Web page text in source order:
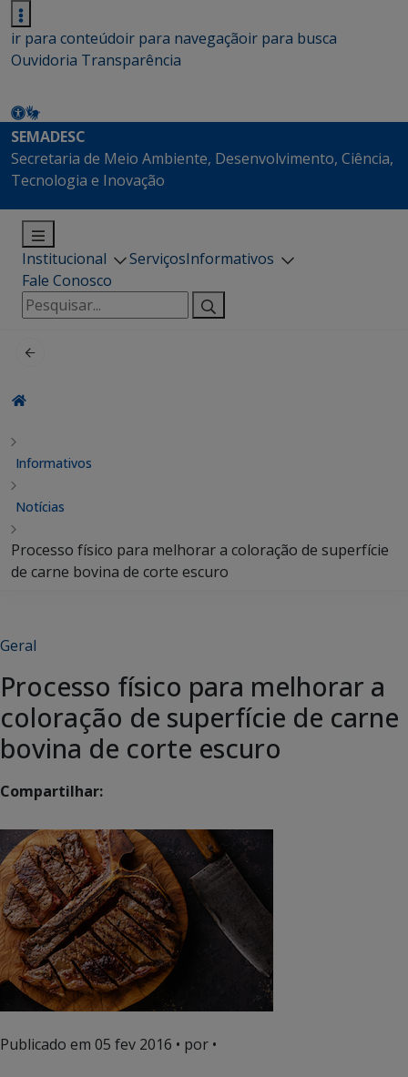
ir para conteúdoir para navegaçãoir para busca
Ouvidoria Transparência
SEMADESC
Secretaria de Meio Ambiente, Desenvolvimento, Ciência,
Tecnologia e Inovação
Institucional ServiçosInformativos
Fale Conosco
Pesquisar
por:
Informativos
Notícias
Processo físico para melhorar a coloração de superfície
de carne bovina de corte escuro
Geral
Processo físico para melhorar a
coloração de superfície de carne
bovina de corte escuro
Compartilhar:
Publicado em 05 fev 2016 • por •